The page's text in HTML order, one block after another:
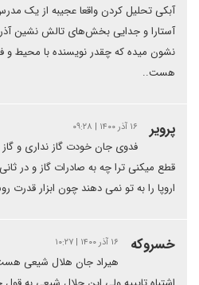
آبکی تحلیل کردن واقعا عجیبه از یک
آستارا و جدایی بخش‌های تالش نشین
نشون میده که چقدر نویسنده با محیط و
هست..
پرویر ۱۶ آذر ۱۴۰۰ | ۰۹:۲۸
فدوی جان خودت گاز نداری و گاز
قطع میکنی ترا چه به صادرات گاز و در
اروپا را به تو نمی دهند چون ابزار قدرت
خسروکه ۱۶ آذر ۱۴۰۰ | ۱۰:۲۷
هیراد جان هلال شیعی هست